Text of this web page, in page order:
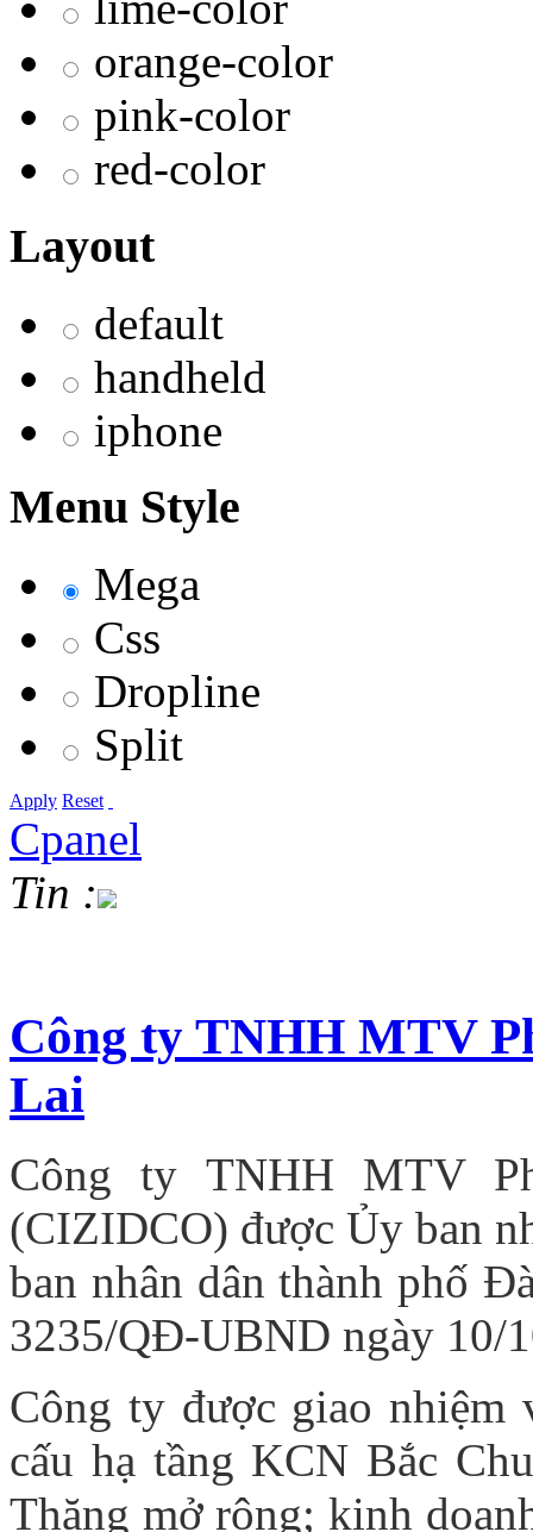
orange-color
pink-color
red-color
Layout
default
handheld
iphone
Menu Style
Mega
Css
Dropline
Split
Apply Reset
Cpanel
Tin :
Công ty TNHH MTV
Lai
Công ty TNHH MTV
(CIZIDCO) được Ủy ban
ban nhân dân thành phố
3235/QĐ-UBND ngày 10/
Công ty được giao nhiệm
cấu hạ tầng KCN Bắc
Thăng mở rộng;kinh